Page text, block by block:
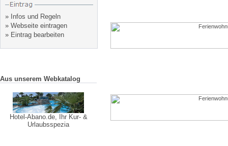
» Infos und Regeln
» Webseite eintragen
» Eintrag bearbeiten
Aus unserem Webkatalog
Hotel-Abano.de, Ihr Kur- &
Urlaubsspezia